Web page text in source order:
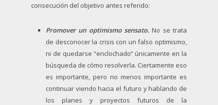
consecución del objetivo antes referido:
Promover un optimismo sensato. No se trata
de desconocer la crisis con un falso optimismo,
ni de quedarse “enclochado” únicamente en la
búsqueda de cómo resolverla. Ciertamente eso
es importante, pero no menos importante es
continuar viendo hacia el futuro y hablando de
los planes y proyectos futuros de la